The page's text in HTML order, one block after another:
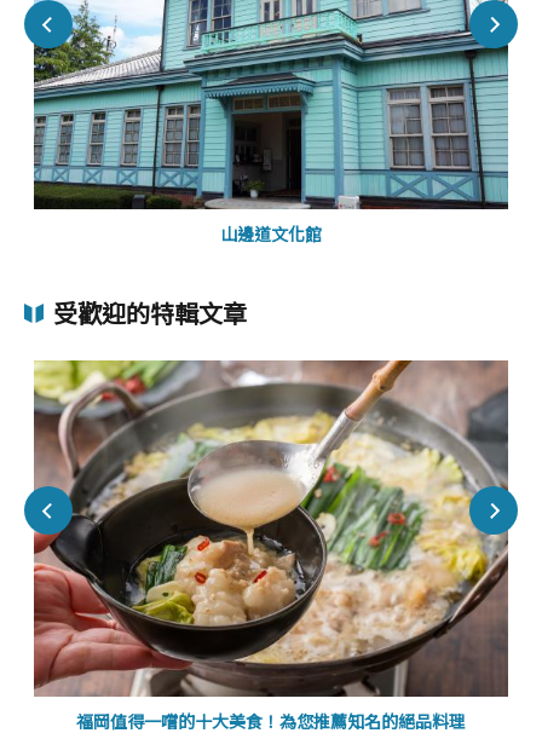
山邊道文化館
受歡迎的特輯文章
福岡值得一嚐的十大美食！為您推薦知名的絕品料理